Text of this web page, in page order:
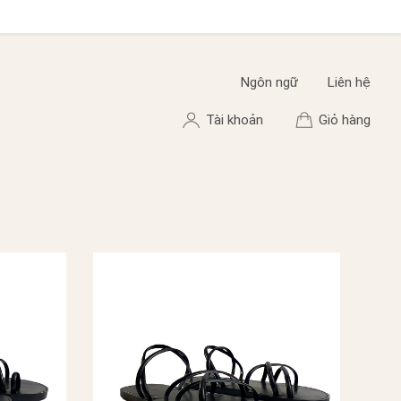
Ngôn ngữ Liên hệ
Tài khoản Giỏ hàng